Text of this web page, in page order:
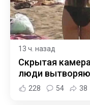
13 ч. назад
Скрытая
люди
228 54 38